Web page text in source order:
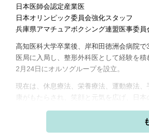
日本医師会認定産業医
日本オリンピック委員会強化スタッフ
兵庫県アマチュアボクシング連盟医事委員
高知医科大学卒業後、岸和田徳洲会病院
医局に入局し、整形外科医として経験を
2月24日にオルソグループを設立。
現在は、休息療法、栄養療法、運動療法
康がもたらされ、笑顔と元気を広げ、日